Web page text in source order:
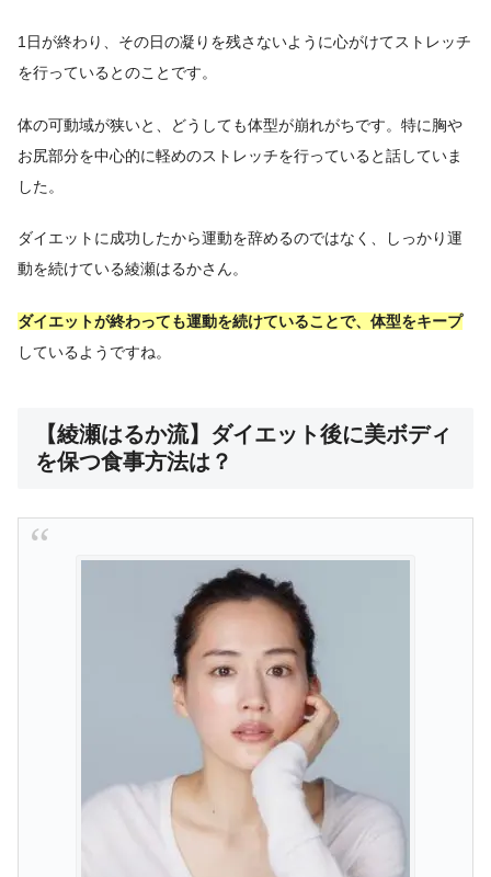
1日が終わり、その日の凝りを残さないように心がけてストレッチ
を行っているとのことです。
体の可動域が狭いと、どうしても体型が崩れがちです。特に胸や
お尻部分を中心的に軽めのストレッチを行っていると話していま
した。
ダイエットに成功したから運動を辞めるのではなく、しっかり運
動を続けている綾瀬はるかさん。
ダイエットが終わっても運動を続けていることで、体型をキープ
しているようですね。
【綾瀬はるか流】ダイエット後に美ボディ
を保つ食事方法は？